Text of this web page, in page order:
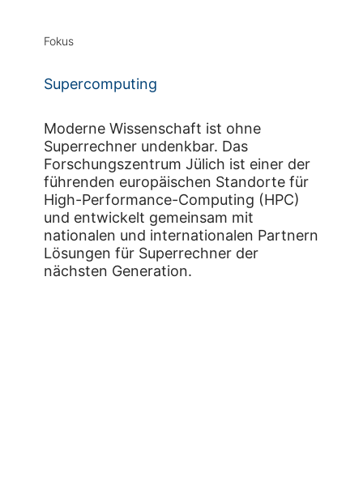
Fokus
Supercomputing
Moderne Wissenschaft ist ohne
Superrechner undenkbar. Das
Forschungszentrum Jülich ist einer der
führenden europäischen Standorte für
High-Performance-Computing (HPC)
und entwickelt gemeinsam mit
nationalen und internationalen Partnern
Lösungen für Superrechner der
nächsten Generation.